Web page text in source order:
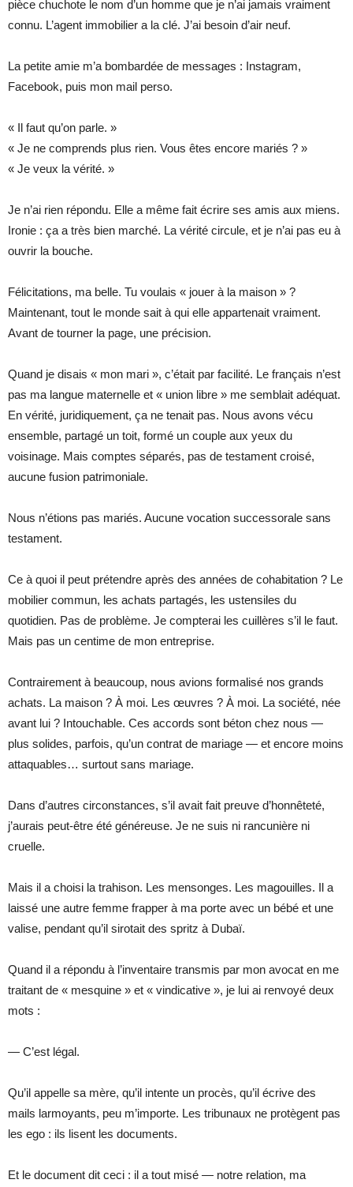
pièce chuchote le nom d’un homme que je n’ai jamais vraiment
connu. L’agent immobilier a la clé. J’ai besoin d’air neuf.
La petite amie m’a bombardée de messages : Instagram,
Facebook, puis mon mail perso.
« Il faut qu’on parle. »
« Je ne comprends plus rien. Vous êtes encore mariés ? »
« Je veux la vérité. »
Je n’ai rien répondu. Elle a même fait écrire ses amis aux miens.
Ironie : ça a très bien marché. La vérité circule, et je n’ai pas eu à
ouvrir la bouche.
Félicitations, ma belle. Tu voulais « jouer à la maison » ?
Maintenant, tout le monde sait à qui elle appartenait vraiment.
Avant de tourner la page, une précision.
Quand je disais « mon mari », c’était par facilité. Le français n’est
pas ma langue maternelle et « union libre » me semblait adéquat.
En vérité, juridiquement, ça ne tenait pas. Nous avons vécu
ensemble, partagé un toit, formé un couple aux yeux du
voisinage. Mais comptes séparés, pas de testament croisé,
aucune fusion patrimoniale.
Nous n’étions pas mariés. Aucune vocation successorale sans
testament.
Ce à quoi il peut prétendre après des années de cohabitation ? Le
mobilier commun, les achats partagés, les ustensiles du
quotidien. Pas de problème. Je compterai les cuillères s’il le faut.
Mais pas un centime de mon entreprise.
Contrairement à beaucoup, nous avions formalisé nos grands
achats. La maison ? À moi. Les œuvres ? À moi. La société, née
avant lui ? Intouchable. Ces accords sont béton chez nous —
plus solides, parfois, qu’un contrat de mariage — et encore moins
attaquables… surtout sans mariage.
Dans d’autres circonstances, s’il avait fait preuve d’honnêteté,
j’aurais peut-être été généreuse. Je ne suis ni rancunière ni
cruelle.
Mais il a choisi la trahison. Les mensonges. Les magouilles. Il a
laissé une autre femme frapper à ma porte avec un bébé et une
valise, pendant qu’il sirotait des spritz à Dubaï.
Quand il a répondu à l’inventaire transmis par mon avocat en me
traitant de « mesquine » et « vindicative », je lui ai renvoyé deux
mots :
— C’est légal.
Qu’il appelle sa mère, qu’il intente un procès, qu’il écrive des
mails larmoyants, peu m’importe. Les tribunaux ne protègent pas
les ego : ils lisent les documents.
Et le document dit ceci : il a tout misé — notre relation, ma